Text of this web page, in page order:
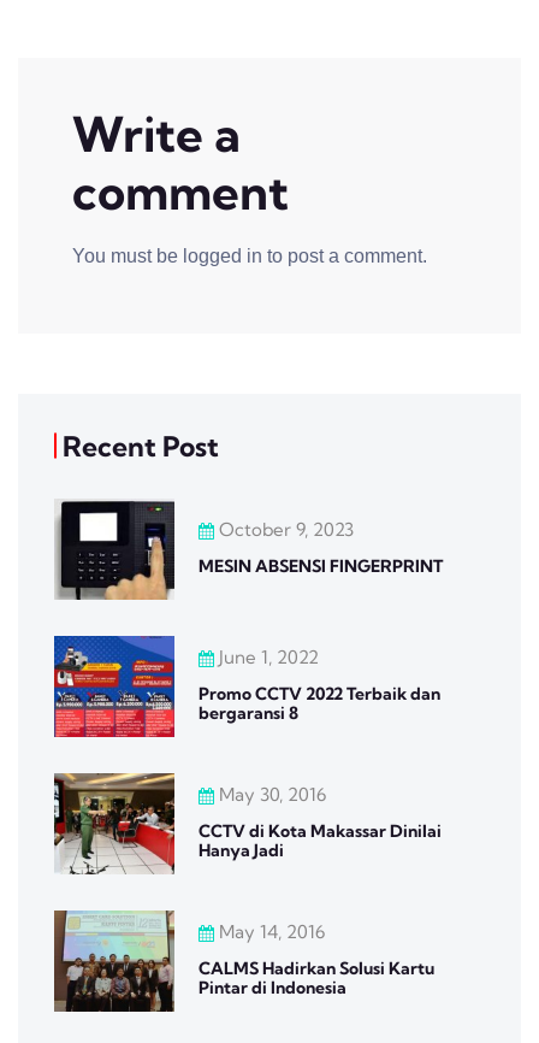
Write a
comment
You must be logged in to post a comment.
Recent Post
October 9, 2023
MESIN ABSENSI FINGERPRINT
June 1, 2022
Promo CCTV 2022 Terbaik dan
bergaransi 8
May 30, 2016
CCTV di Kota Makassar Dinilai
Hanya Jadi
May 14, 2016
CALMS Hadirkan Solusi Kartu
Pintar di Indonesia